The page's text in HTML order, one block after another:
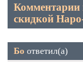
Комментарии
скидкой
Бо ответил(а)